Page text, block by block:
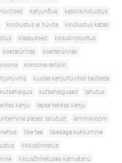
kahjunõue
kaskokindlustus
kindlustus ei hüvita
kindlustus katab
klaasuksed
kodukindlustus
koerarünnak
koerterünnak
koroonavaktsiin
kuidas kahjuhüvitist taotleda
kutsehaigus kutsehaigused
lahutus
kahju
lapse tekitas kahju
pärast lahutust
lemmikloom
libe tee
libedaga kukkumine
liiklusõnnetus
liiklusõnnetuses kannatanu